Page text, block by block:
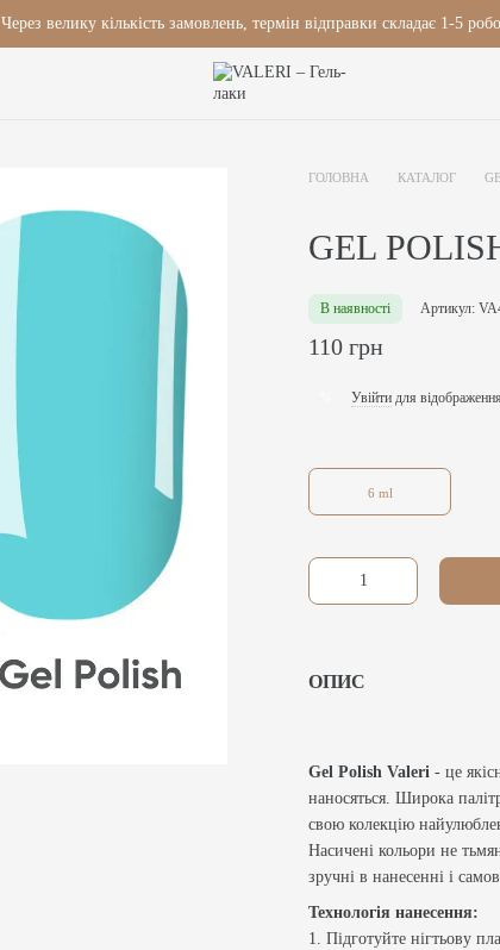
Через велику кількість замовлень, термін відправки складає 1-5
ГОЛОВНА КАТАЛОГ
GEL
В наявності Артикул:
110 грн
Увійти для
6 ml
ОПИС
Gel Polish Valeri - це
наносяться. Широка
свою колекцію
Насичені кольори не
зручні в нанесенні і
Технологія нанесення:
1. Підготуйте нігтьову